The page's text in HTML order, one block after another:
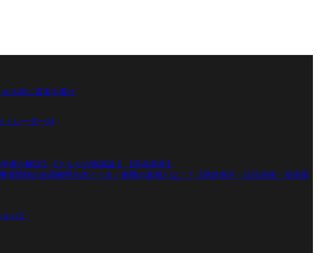
る前に真実を暴け
トレーダー24
が解説】【となりの陰謀論 】【烏谷昌幸】
実関係の全容解明を急ぐべき！衝撃の真相とは！？【池坊保子・辻元清美・安倍晋
り】